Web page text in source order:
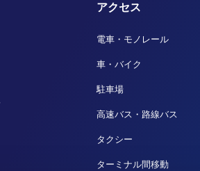
アクセス
電車・モノレール
車・バイク
駐車場
高速バス・路線バス
タクシー
ターミナル間移動